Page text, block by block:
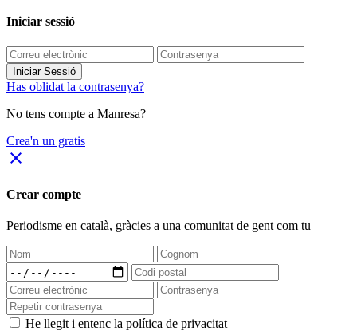
Iniciar sessió
Iniciar Sessió
Has oblidat la contrasenya?
No tens compte a Manresa?
Crea'n un gratis
close
Crear compte
Periodisme en català, gràcies a una comunitat de gent com tu
He llegit i entenc la política de privacitat